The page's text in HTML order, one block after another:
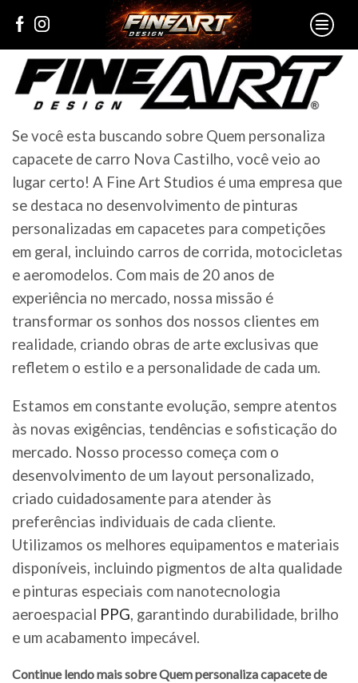
Se você esta buscando sobre Quem personaliza
capacete de carro Nova Castilho, você veio ao
lugar certo! A Fine Art Studios é uma empresa que
se destaca no desenvolvimento de pinturas
personalizadas em capacetes para competições
em geral, incluindo carros de corrida, motocicletas
e aeromodelos. Com mais de 20 anos de
experiência no mercado, nossa missão é
transformar os sonhos dos nossos clientes em
realidade, criando obras de arte exclusivas que
refletem o estilo e a personalidade de cada um.
Estamos em constante evolução, sempre atentos
às novas exigências, tendências e sofisticação do
mercado. Nosso processo começa com o
desenvolvimento de um layout personalizado,
criado cuidadosamente para atender às
preferências individuais de cada cliente.
Utilizamos os melhores equipamentos e materiais
disponíveis, incluindo pigmentos de alta qualidade
e pinturas especiais com nanotecnologia
aeroespacial PPG, garantindo durabilidade, brilho
e um acabamento impecável.
Continue lendo mais sobre Quem personaliza capacete de